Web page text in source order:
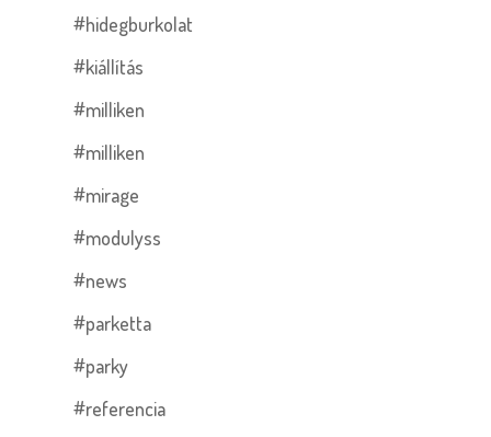
#hidegburkolat
#kiállítás
#milliken
#milliken
#mirage
#modulyss
#news
#parketta
#parky
#referencia